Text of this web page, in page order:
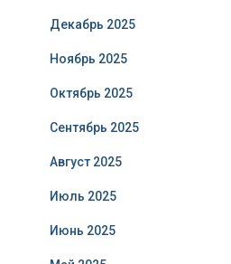
Декабрь 2025
Ноябрь 2025
Октябрь 2025
Сентябрь 2025
Август 2025
Июль 2025
Июнь 2025